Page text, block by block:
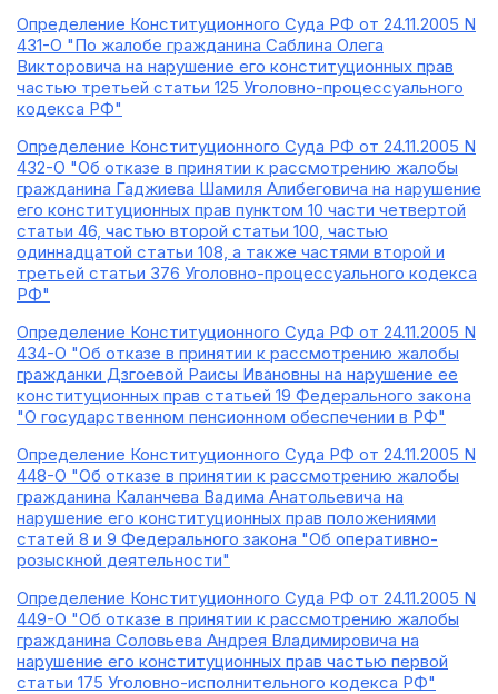
Определение Конституционного Суда РФ от 24.11.2005 N
431-О "По жалобе гражданина Саблина Олега
Викторовича на нарушение его конституционных прав
частью третьей статьи 125 Уголовно-процессуального
кодекса РФ"
Определение Конституционного Суда РФ от 24.11.2005 N
432-О "Об отказе в принятии к рассмотрению жалобы
гражданина Гаджиева Шамиля Алибеговича на нарушение
его конституционных прав пунктом 10 части четвертой
статьи 46, частью второй статьи 100, частью
одиннадцатой статьи 108, а также частями второй и
третьей статьи 376 Уголовно-процессуального кодекса
РФ"
Определение Конституционного Суда РФ от 24.11.2005 N
434-О "Об отказе в принятии к рассмотрению жалобы
гражданки Дзгоевой Раисы Ивановны на нарушение ее
конституционных прав статьей 19 Федерального закона
"О государственном пенсионном обеспечении в РФ"
Определение Конституционного Суда РФ от 24.11.2005 N
448-О "Об отказе в принятии к рассмотрению жалобы
гражданина Каланчева Вадима Анатольевича на
нарушение его конституционных прав положениями
статей 8 и 9 Федерального закона "Об оперативно-
розыскной деятельности"
Определение Конституционного Суда РФ от 24.11.2005 N
449-О "Об отказе в принятии к рассмотрению жалобы
гражданина Соловьева Андрея Владимировича на
нарушение его конституционных прав частью первой
статьи 175 Уголовно-исполнительного кодекса РФ"